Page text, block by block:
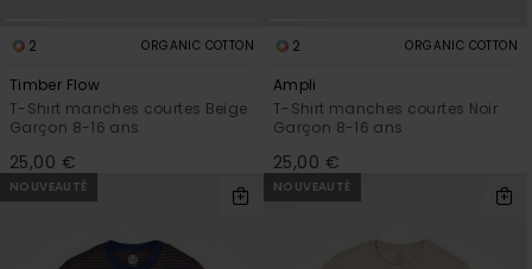
2 ORGANIC COTTON
Timber Flow
T-Shirt manches courtes Beige
Garçon 8-16 ans
25,00 €
2 ORGANIC COTTON
Ampli
T-Shirt manches courtes Noir
Garçon 8-16 ans
25,00 €
NOUVEAUTÉ NOUVEAUTÉ